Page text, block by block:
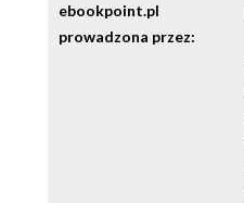
ebookpoint.pl
prowadzona przez: